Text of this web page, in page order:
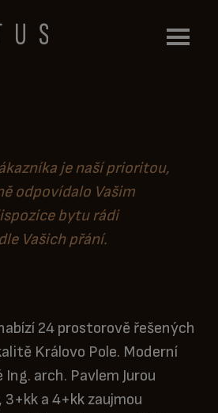
je naší prioritou,
odpovídalo Vašim
bytu rádi
Vašich přání.
24 prostorově řešených
Královo Pole. Moderní
arch. Pavlem Jurou
a 4+kk zaujmou